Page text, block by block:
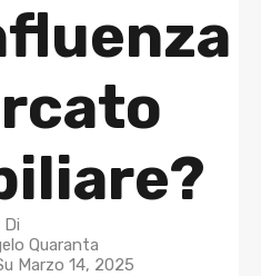
Di
Quaranta
Marzo 14, 2025